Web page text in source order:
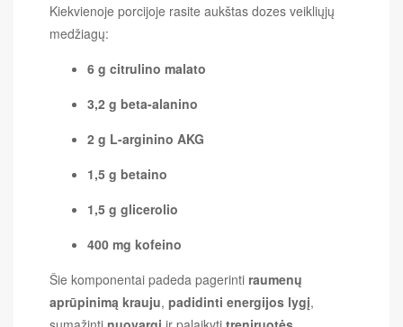
Kiekvienoje porcijoje rasite aukštas dozes veikliųjų
medžiagų:
6 g citrulino malato
3,2 g beta-alanino
2 g L-arginino AKG
1,5 g betaino
1,5 g glicerolio
400 mg kofeino
Šie komponentai padeda pagerinti raumenų
aprūpinimą krauju, padidinti energijos lygį,